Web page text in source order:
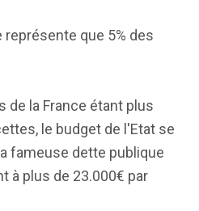
que 5% des
de la France étant plus
le budget de l'Etat se
fameuse dette publique
à plus de 23.000€ par